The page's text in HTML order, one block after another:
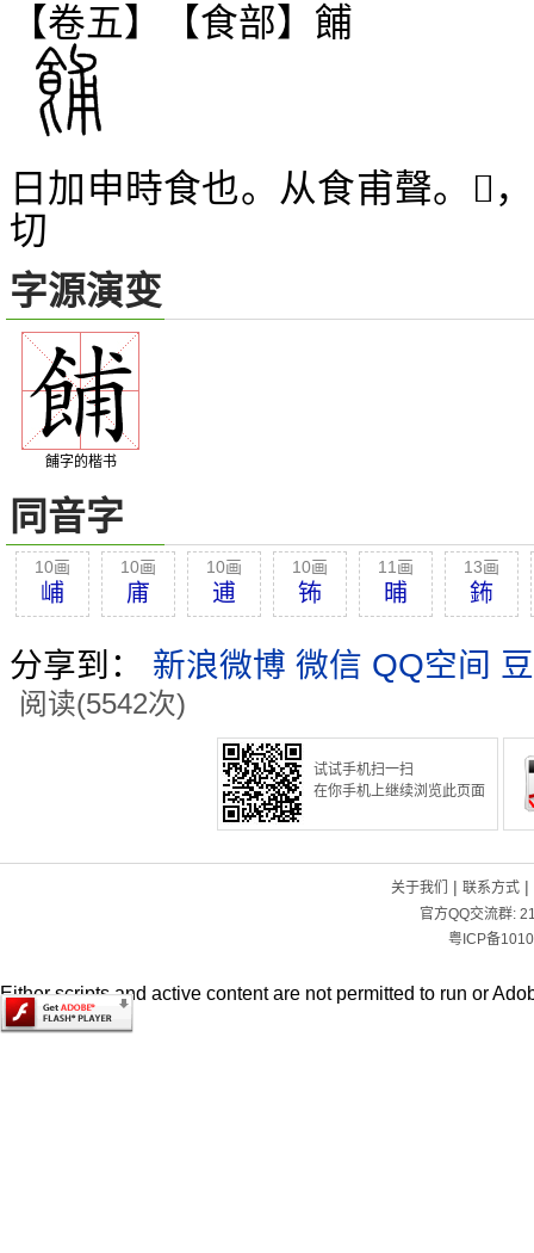
【卷五】【食部】 餔
日加申時食也。从食甫聲。 𥂈
切
字源演变
餔字的楷书
同音字
10画
峬
10画
庯
10画
逋
10画
钸
11画
晡
13画
鈽
分享到： 新浪微博 微信 QQ空间
阅读(5542次)
试试手机扫一扫
在你手机上继续浏览此页面
关于我们 | 联系方式|
官方QQ交流群:
粤ICP备
Either scripts and active content are not permitted to run or